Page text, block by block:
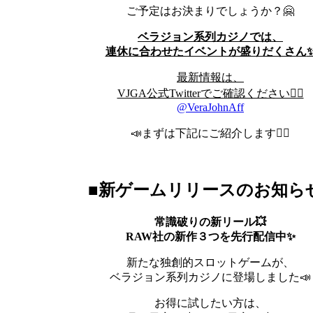
ご予定はお決まりでしょうか？🤗
ベラジョン系列カジノでは、
連休に合わせたイベントが盛りだくさん
最新情報は、
VJGA公式Twitterでご確認ください👉🏻
@VeraJohnAff
📣まずは下記にご紹介します👇🏻
■新ゲームリリースのお知ら
常識破りの新リール💥
RAW社の新作３つを先行配信中✨
新たな独創的スロットゲームが、
ベラジョン系列カジノに登場しました📣
お得に試したい方は、